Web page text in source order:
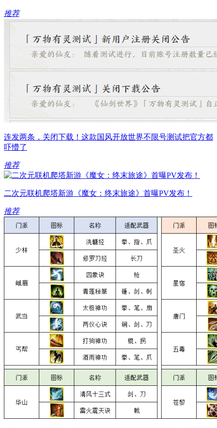
推荐
连发两条，关闭下载！这款国风开放世界不限号测试把官方都
吓懵了
推荐
二次元联机爬塔新游《魔女：终末旅途》首曝PV发布！
推荐